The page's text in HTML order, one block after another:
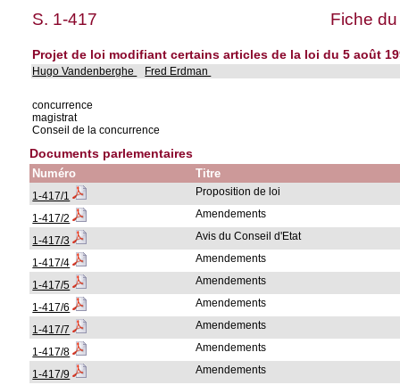
S. 1-417 Fiche
Projet de loi modifiant certains articles de la loi du 5 août
Hugo Vandenberghe Fred Erdman
concurrence
magistrat
Conseil de la concurrence
Documents parlementaires
Numéro Titre
1-417/1 Proposition de loi
1-417/2 Amendements
1-417/3 Avis du Conseil d'Etat
1-417/4 Amendements
1-417/5 Amendements
1-417/6 Amendements
1-417/7 Amendements
1-417/8 Amendements
1-417/9 Amendements